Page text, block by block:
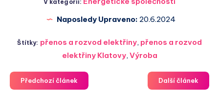
V kategorii:
Naposledy Upraveno: 20.6.2024
Štítky: přenos a rozvod elektřiny, přenos a rozvod
elektřiny Klatovy, Výroba
Předchozí článek Další článek